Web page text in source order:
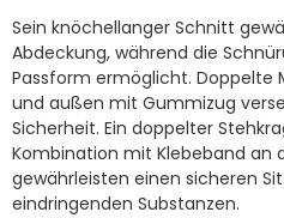
Sein knöchellanger Schnitt
Abdeckung, während die
Passform ermöglicht. Doppelte
und außen mit Gummizug
Sicherheit. Ein doppelter
Kombination mit Klebeband an
gewährleisten einen sicheren
eindringenden Substanzen.